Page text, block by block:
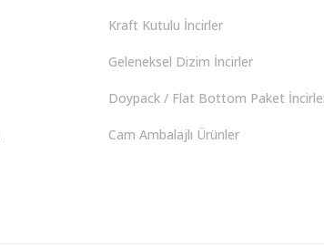
Kraft Kutulu İncirler
Geleneksel Dizim İncirler
Doypack / Flat Bottom Paket
Cam Ambalajlı Ürünler